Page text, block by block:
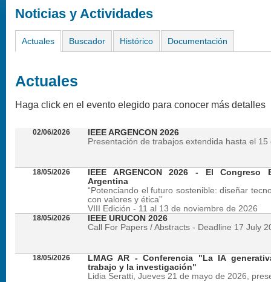
Noticias y Actividades
Actuales Buscador Histórico Documentación
Actuales
Haga click en el evento elegido para conocer más detalles
02/06/2026
IEEE ARGENCON 2026
Presentación de trabajos extendida hasta el 15
18/05/2026
IEEE ARGENCON 2026 - El
Argentina
“Potenciando el futuro sostenible: diseñar
con valores y ética”
VIII Edición - 11 al 13 de noviembre de 2026
18/05/2026
IEEE URUCON 2026
Call For Papers / Abstracts - Deadline 17 July
18/05/2026
LMAG AR - Conferencia "La IA
trabajo y la investigación"
Lidia Seratti, Jueves 21 de mayo de 2026,